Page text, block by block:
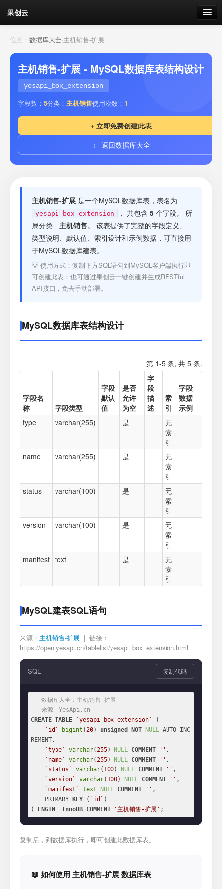
果创云
数据表单
API接口
云存储
我的
套餐 加流量
接口测试
位置： 数据库大全›主机销售-扩展
主机销售-扩展 - MySQL数据库表结构设计
yesapi_box_extension
字段数： 5分类： 主机销售使用次数： 1
+ 立即免费创建此表
← 返回数据库大全
主机销售-扩展 是一个MySQL数据库表，表名为
yesapi_box_extension ， 共包含 5 个字段。 所
属分类： 主机销售。 该表提供了完整的字段定义、
类型说明、默认值、索引设计和示例数据，可直接用
于MySQL数据库建表。
💡 使用方式：复制下方SQL语句到MySQL客户端执行即
可创建此表；也可通过果创云一键创建并生成RESTful
API接口，免去手动部署。
MySQL数据库表结构设计
第 1-5 条, 共 5 条.
字段名
称
字段类型
字段
默认
值
是否
允许
为空
字
段
描
述
索
引
字段
数据
示例
type
varchar(255) 是
无
索
引
name
varchar(255) 是
无
索
引
status
varchar(100) 是
无
索
引
version
varchar(100) 是
无
索
引
manifest text 是
无
索
引
MySQL建表SQL语句
来源： 主机销售-扩展 | 链接：
https://open.yesapi.cn/tablelist/yesapi_box_extension.html
SQL 复制代码
-- 数据库大全：主机销售-扩展
-- 来源：YesApi.cn
CREATE TABLE `yesapi_box_extension`
(
`id`
bigint (20) unsigned NOT NULL AUTO_INC
REMENT,
`type`
varchar(255) NULL COMMENT '' ,
`name`
varchar(255) NULL COMMENT '' ,
`status`
varchar( 100) NULL COMMENT '' ,
`version`
varchar( 100) NULL COMMENT '' ,
`manifest`
text NULL COMMENT '' ,
    PRIMARY
KEY ( `id` )
)
ENGINE=InnoDB COMMENT '主机销售-扩展' ;
复制后，到数据库执行，即可创建此数据库表。
📖 如何使用 主机销售-扩展 数据库表